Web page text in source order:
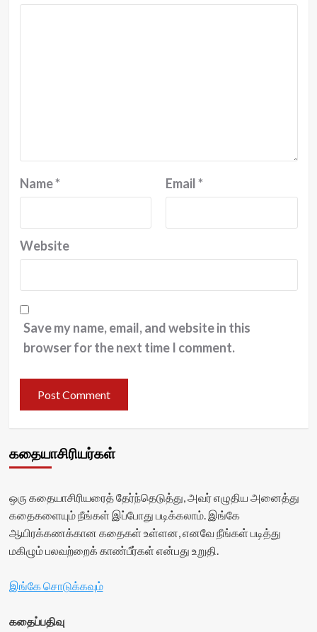
Name* Email*
Website
Save my name, email, and website in this
browser for the next time I comment.
கதையாசிரியர்கள்
ஒரு கதையாசிரியரைத் தேர்ந்தெடுத்து, அவர் எழுதிய அனைத்து
கதைகளையும் நீங்கள் இப்போது படிக்கலாம். இங்கே
ஆயிரக்கணக்கான கதைகள் உள்ளன, எனவே நீங்கள் படித்து
மகிழும் பலவற்றைக் காண்பீர்கள் என்பது உறுதி.
இங்கே சொடுக்கவும்
கதைப்பதிவு